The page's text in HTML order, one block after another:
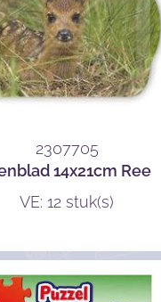
2307705
14x21cm Ree
VE: 12 stuk(s)